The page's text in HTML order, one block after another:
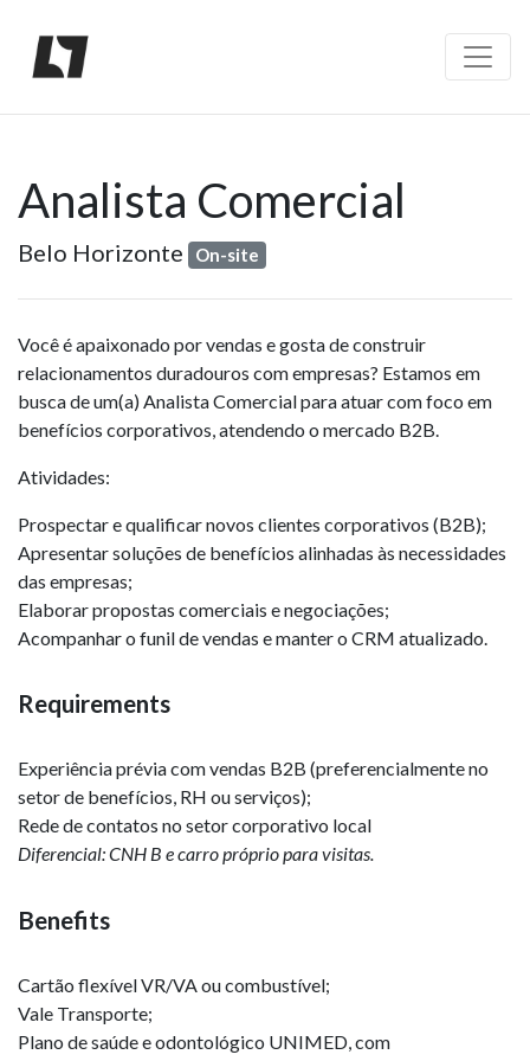
Analista Comercial
Belo Horizonte On-site
Você é apaixonado por vendas e gosta de construir
relacionamentos duradouros com empresas? Estamos em
busca de um(a) Analista Comercial para atuar com foco em
benefícios corporativos, atendendo o mercado B2B.
Atividades:
Prospectar e qualificar novos clientes corporativos (B2B);
Apresentar soluções de benefícios alinhadas às necessidades
das empresas;
Elaborar propostas comerciais e negociações;
Acompanhar o funil de vendas e manter o CRM atualizado.
Requirements
Experiência prévia com vendas B2B (preferencialmente no
setor de benefícios, RH ou serviços);
Rede de contatos no setor corporativo local
Diferencial: CNH B e carro próprio para visitas.
Benefits
Cartão flexível VR/VA ou combustível;
Vale Transporte;
Plano de saúde e odontológico UNIMED, com